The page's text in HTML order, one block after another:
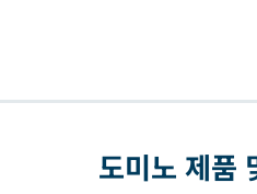
도미노 제품